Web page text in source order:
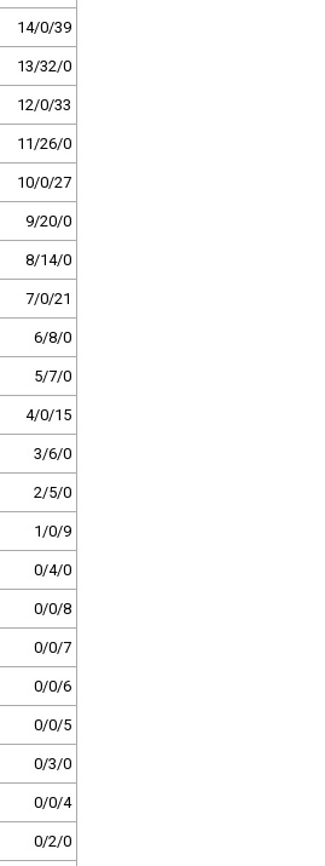
14/0/39
13/32/0
12/0/33
11/26/0
10/0/27
9/20/0
8/14/0
7/0/21
6/8/0
5/7/0
4/0/15
3/6/0
2/5/0
1/0/9
0/4/0
0/0/8
0/0/7
0/0/6
0/0/5
0/3/0
0/0/4
0/2/0